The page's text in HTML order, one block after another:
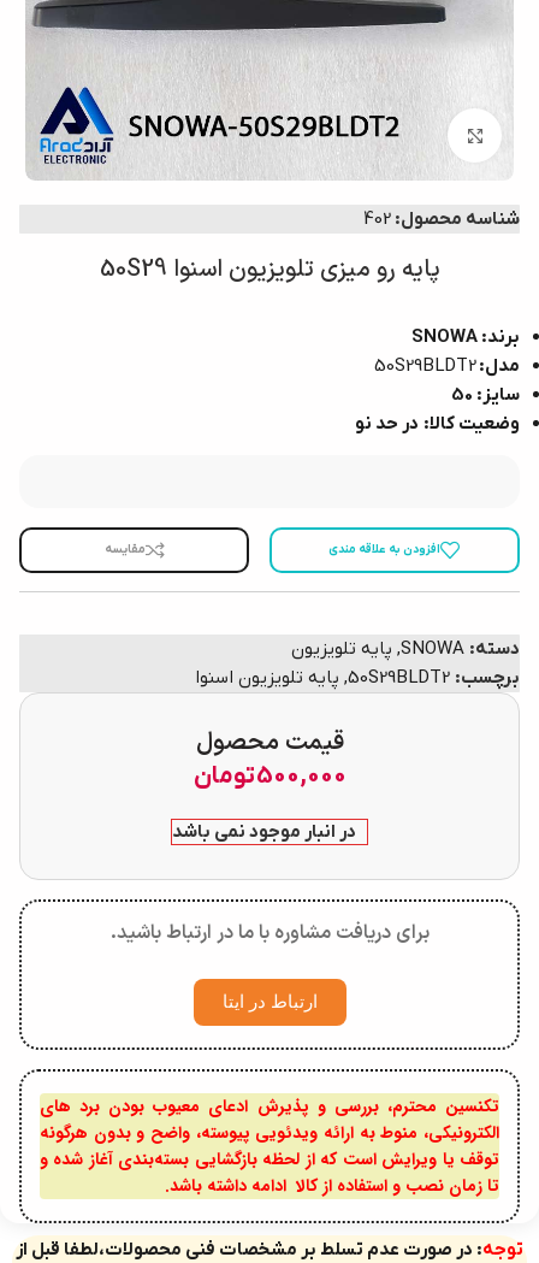
بزرگنمایی تصویر
شناسه محصول: 402
پایه رو میزی تلویزیون اسنوا 50S29
برند: SNOWA
مدل:50S29BLDT2
سایز: 50
وضعیت کالا: در حد نو
افزودن به علاقه مندی مقایسه
دسته: SNOWA
, پایه تلویزیون
برچسب: 50S29BLDT2
, پایه تلویزیون اسنوا
قیمت محصول
500,000تومان
در انبار موجود نمی باشد
برای دریافت مشاوره با ما در ارتباط باشید.
ارتباط در ایتا
تکنسین محترم، بررسی و پذیرش ادعای معیوب بودن برد های
الکترونیکی، منوط به ارائه ویدئویی پیوسته، واضح و بدون هرگونه
توقف یا ویرایش است که از لحظه بازگشایی بسته‌بندی آغاز شده و
تا زمان نصب و استفاده از کالا ادامه داشته باشد.
توجه: در صورت عدم تسلط بر مشخصات فنی محصولات،لطفا قبل از